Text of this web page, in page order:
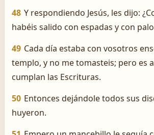
48 Y respondiendo Jesús, les dijo:
habéis salido con espadas y con
49 Cada día estaba con vosotros
templo, y no me tomasteis; pero es
cumplan las Escrituras.
50 Entonces dejándole todos sus
huyeron.